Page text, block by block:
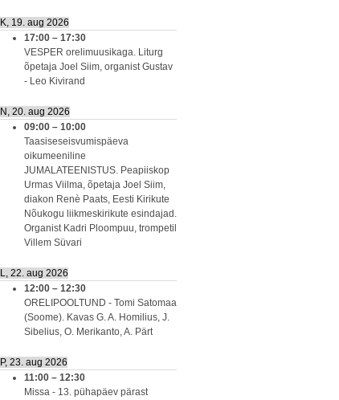
K, 19. aug 2026
17:00 – 17:30
VESPER orelimuusikaga. Liturg
õpetaja Joel Siim, organist Gustav
- Leo Kivirand
N, 20. aug 2026
09:00 – 10:00
Taasiseseisvumispäeva
oikumeeniline
JUMALATEENISTUS. Peapiiskop
Urmas Viilma, õpetaja Joel Siim,
diakon Renè Paats, Eesti Kirikute
Nõukogu liikmeskirikute esindajad.
Organist Kadri Ploompuu, trompetil
Villem Süvari
L, 22. aug 2026
12:00 – 12:30
ORELIPOOLTUND - Tomi Satomaa
(Soome). Kavas G. A. Homilius, J.
Sibelius, O. Merikanto, A. Pärt
P, 23. aug 2026
11:00 – 12:30
Missa - 13. pühapäev pärast